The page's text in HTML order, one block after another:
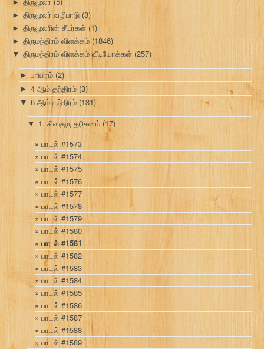
► திருமூலர் வழிபாடு (3)
► திருமூலரின் சீடர்கள் (1)
► திருமந்திரம் விளக்கம் (1846)
▼ திருமந்திரம் விளக்கம் வீடியோக்கள் (257)
► பாயிரம் (2)
► 4 ஆம் தந்திரம் (3)
▼ 6 ஆம் தந்திரம் (131)
▼ 1. சிவகுரு தரிசனம் (17)
பாடல் #1573
பாடல் #1574
பாடல் #1575
பாடல் #1576
பாடல் #1577
பாடல் #1578
பாடல் #1579
பாடல் #1580
பாடல் #1581
பாடல் #1582
பாடல் #1583
பாடல் #1584
பாடல் #1585
பாடல் #1586
பாடல் #1587
பாடல் #1588
பாடல் #1589